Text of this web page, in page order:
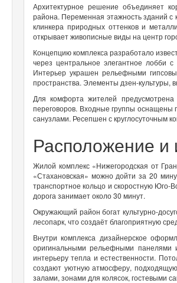
Архитектурное решение объединяет
района. Переменная этажность зданий
клинкера природных оттенков и
открывает живописные виды на центр
Концепцию комплекса разработало
через центральное элегантное лобби
Интерьер украшен рельефными
пространства. Элементы дзен-культуры,
Для комфорта жителей
переговоров. Входные группы
санузлами. Ресепшен с круглосуточным
Расположение
Жилой комплекс «Нижегородская от
«Стахановская» можно дойти за 20
транспортное кольцо и скоростную Юго-
дорога занимает около 30 минут.
Окружающий район богат культурно-
лесопарк, что создаёт благоприятную
Внутри комплекса дизайнерское
оригинальными рельефными
интерьеру тепла и естественности.
создают уютную атмосферу,
залами, зонами для колясок, гостевыми